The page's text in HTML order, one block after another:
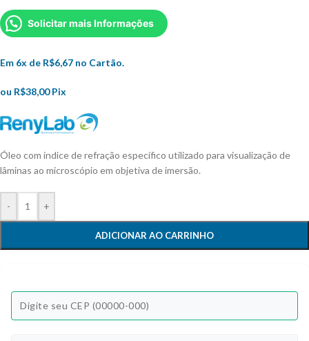
Solicitar mais Informações
Em 6x de R$6,67 no Cartão.
ou R$38,00 Pix
Óleo com índice de refração específico utilizado para visualização de
lâminas ao microscópio em objetiva de imersão.
- +
ADICIONAR AO CARRINHO